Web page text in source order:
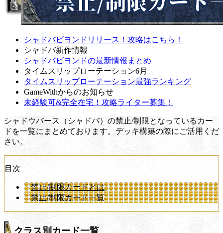
シャドバビヨンドリリース！攻略はこちら！
シャドバ新作情報
シャドバビヨンドの最新情報まとめ
タイムスリップローテーション6月
タイムスリップローテーション最強ランキング
GameWithからのお知らせ
未経験可&完全在宅！攻略ライター募集！
シャドウバース（シャドバ）の禁止/制限となっているカー
ドを一覧にまとめております。デッキ構築の際にご活用くだ
さい。
目次
禁止/制限カードとは
禁止/制限カード一覧
クラス別カード一覧